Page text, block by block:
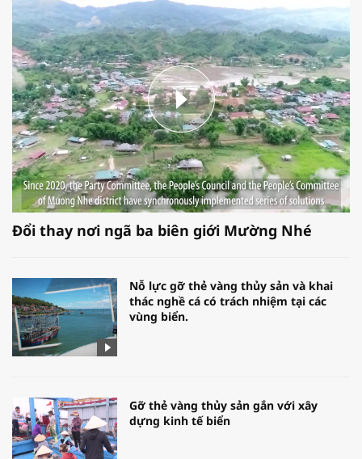
Đổi thay nơi ngã ba biên giới Mường Nhé
Nỗ lực gỡ thẻ vàng thủy sản và khai
thác nghề cá có trách nhiệm tại các
vùng biển.
Gỡ thẻ vàng thủy sản gắn với xây
dựng kinh tế biển